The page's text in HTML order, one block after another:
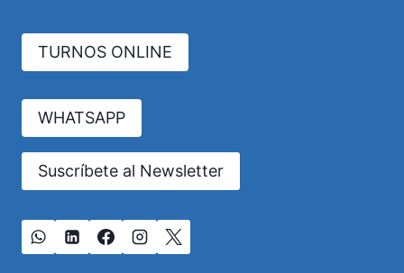
TURNOS ONLINE
WHATSAPP
Suscríbete al Newsletter